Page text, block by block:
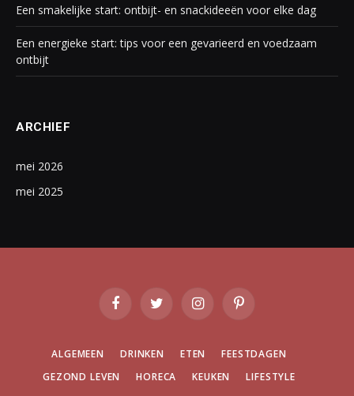
Een smakelijke start: ontbijt- en snackideeën voor elke dag
Een energieke start: tips voor een gevarieerd en voedzaam
ontbijt
ARCHIEF
mei 2026
mei 2025
FacebookTwitter InstagramPinterest
ALGEMEEN DRINKEN ETEN
FEESTDAGEN
GEZOND LEVEN
HORECA KEUKEN
LIFESTYLE